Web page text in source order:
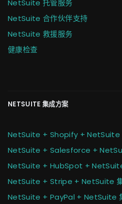
NetSuite 托管服务
NetSuite 合作伙伴支持
NetSuite 救援服务
健康检查
NETSUITE 集成方案
NetSuite + Shopify + NetSuite
NetSuite + Salesforce +
NetSuite + HubSpot +
NetSuite + Stripe + NetSuite
NetSuite + PayPal + NetSuite